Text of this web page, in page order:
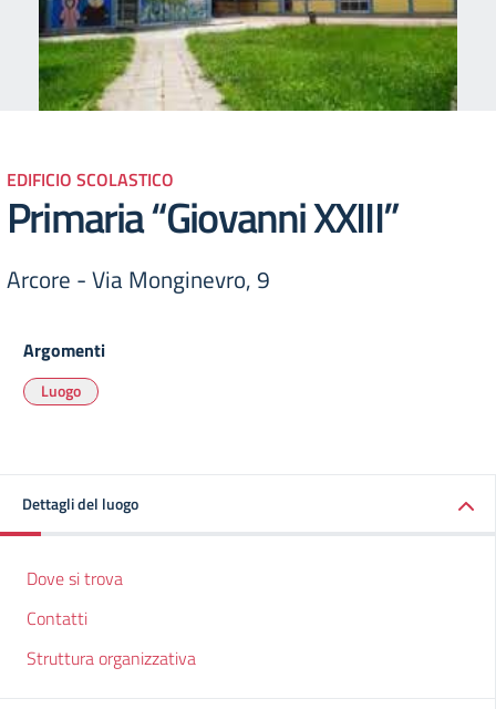
EDIFICIO SCOLASTICO
Primaria “Giovanni XXIII”
Arcore - Via Monginevro, 9
Argomenti
Luogo
Dettagli del luogo
Dove si trova
Contatti
Struttura organizzativa